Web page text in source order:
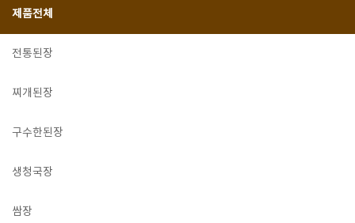
제품전체
전통된장
찌개된장
구수한된장
생청국장
쌈장